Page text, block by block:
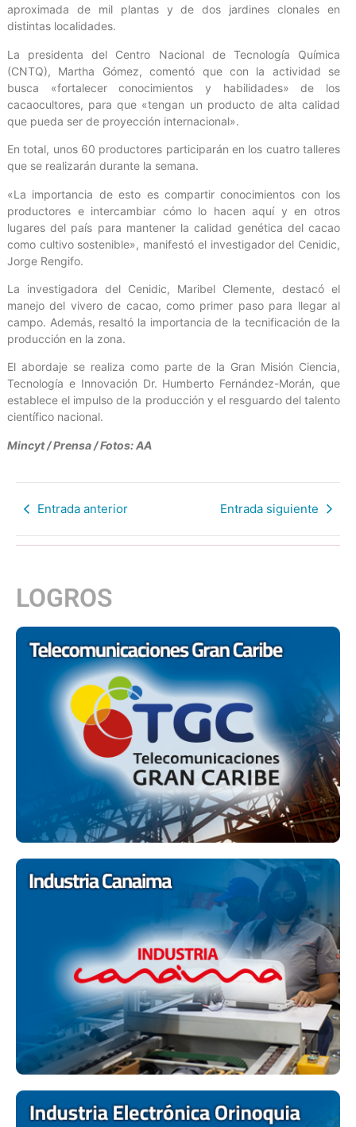
aproximada de mil plantas y de dos jardines clonales en
distintas localidades.
La presidenta del Centro Nacional de Tecnología Química
(CNTQ), Martha Gómez, comentó que con la actividad se
busca «fortalecer conocimientos y habilidades» de los
cacaocultores, para que «tengan un producto de alta calidad
que pueda ser de proyección internacional».
En total, unos 60 productores participarán en los cuatro talleres
que se realizarán durante la semana.
«La importancia de esto es compartir conocimientos con los
productores e intercambiar cómo lo hacen aquí y en otros
lugares del país para mantener la calidad genética del cacao
como cultivo sostenible», manifestó el investigador del Cenidic,
Jorge Rengifo.
La investigadora del Cenidic, Maribel Clemente, destacó el
manejo del vivero de cacao, como primer paso para llegar al
campo. Además, resaltó la importancia de la tecnificación de la
producción en la zona.
El abordaje se realiza como parte de la Gran Misión Ciencia,
Tecnología e Innovación Dr. Humberto Fernández-Morán, que
establece el impulso de la producción y el resguardo del talento
científico nacional.
Mincyt / Prensa / Fotos: AA
Entrada anterior Entrada siguiente
LOGROS